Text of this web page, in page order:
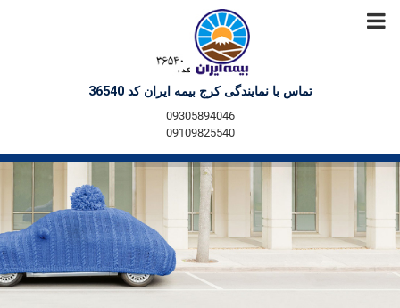
تماس با نمایندگی کرج بیمه ایران کد 36540
09305894046
09109825540